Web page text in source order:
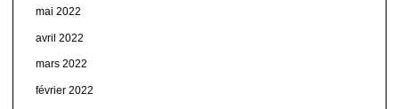
mai 2022
avril 2022
mars 2022
février 2022